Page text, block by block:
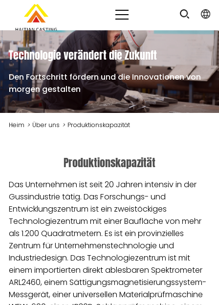
Technologie verändert die Zukunft
Den Fortschritt fördern und die Innovationen von
morgen gestalten
Heim > Über uns > Produktionskapazität
Produktionskapazität
Das Unternehmen ist seit 20 Jahren intensiv in der
Gussindustrie tätig. Das Forschungs- und
Entwicklungszentrum ist ein zweistöckiges
Technologiezentrum mit einer Baufläche von mehr
als 1.200 Quadratmetern. Es ist ein provinzielles
Zentrum für Unternehmenstechnologie und
Industriedesign. Das Technologiezentrum ist mit
einem importierten direkt ablesbaren Spektrometer
ARL2460, einem Sättigungsmagnetisierungssystem-
Messgerät, einer universellen Materialprüfmaschine